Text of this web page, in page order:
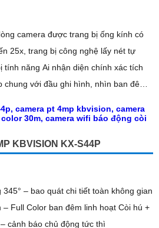
camera được trang bị ống kính có
25x, trang bị công nghệ lấy nét tự
tính năng Ai nhận diện chính xác tích
chung với đầu ghi hình, nhìn ban đêm
KBVISION KX-S44P
– bao quát chi tiết toàn không gian
– Full Color ban đêm linh hoạt Còi hú +
cảnh báo chủ động tức thì